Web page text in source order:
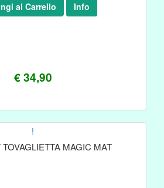
€ 34,90
al Carrello Info
!
MAGIC MAT